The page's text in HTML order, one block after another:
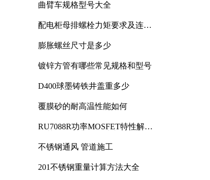
曲臂车规格型号大全
配电柜母排螺栓力矩要求及连接
膨胀螺丝尺寸是多少
镀锌方管有哪些常见规格和型号
D400球墨铸铁井盖重多少
覆膜砂的耐高温性能如何
RU7088R功率MOSFET特性解析
不锈钢通风 管道施工
201不锈钢重量计算方法大全